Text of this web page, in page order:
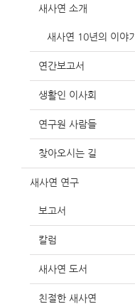
새사연 소개
새사연 10년의 이야기
연간보고서
생활인 이사회
연구원 사람들
찾아오시는 길
새사연 연구
보고서
칼럼
새사연 도서
친절한 새사연